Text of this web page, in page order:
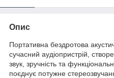
Опис
Портативна бездротова
сучасний аудіопристрій,
звук, зручність та
поєднує потужне